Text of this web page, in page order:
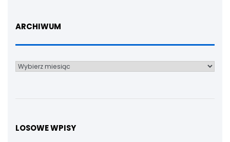
ARCHIWUM
Archiwum
LOSOWE WPISY